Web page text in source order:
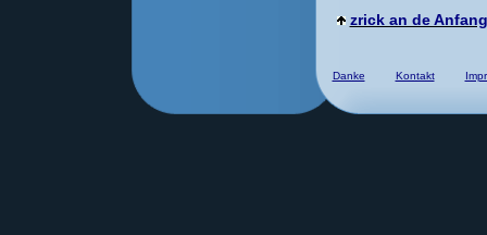
zrick an de Anfang
Danke Kontakt